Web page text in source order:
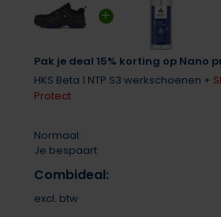
Pak je deal 15% korting op Nano
HKS Beta 1 NTP S3 werkschoenen +
Protect
Normaal:
Je bespaart
Combideal:
excl. btw